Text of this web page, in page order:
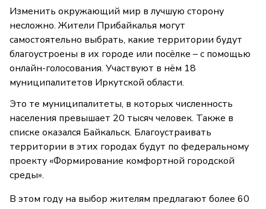
Изменить окружающий мир в лучшую сторону
несложно. Жители Прибайкалья могут
самостоятельно выбрать, какие территории будут
благоустроены в их городе или посёлке – с помощью
онлайн-голосования. Участвуют в нём 18
муниципалитетов Иркутской области.
Это те муниципалитеты, в которых численность
населения превышает 20 тысяч человек. Также в
списке оказался Байкальск. Благоустраивать
территории в этих городах будут по федеральному
проекту «Формирование комфортной городской
среды».
В этом году на выбор жителям предлагают более 60